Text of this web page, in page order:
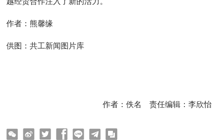
作者：熊馨缘
供图：共工新闻图片库
作者：佚名 责任编辑：李欣怡
linetelegram copy